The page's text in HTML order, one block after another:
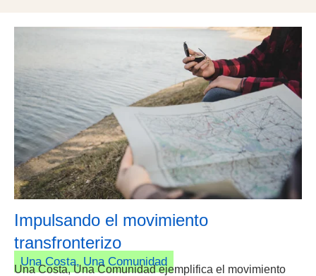
Impulsando el movimiento
transfronterizo
Una Costa, Una Comunidad
Una Costa, Una Comunidad ejemplifica el movimiento